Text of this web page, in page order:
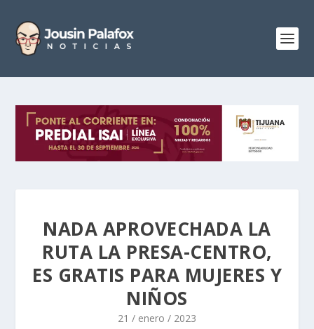
NADA APROVECHADA LA
RUTA LA PRESA-CENTRO,
ES GRATIS PARA MUJERES Y
NIÑOS
21 / enero / 2023